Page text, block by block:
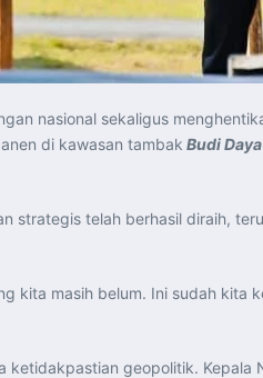
nasional sekaligus
di kawasan tambak Budi
strategis telah berhasil diraih,
kita masih belum. Ini sudah kita
geopolitik. Kepala